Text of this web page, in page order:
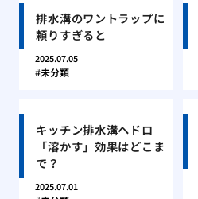
排水溝のワントラップに
頼りすぎると
2025.07.05
未分類
キッチン排水溝ヘドロ
「溶かす」効果はどこま
で？
2025.07.01